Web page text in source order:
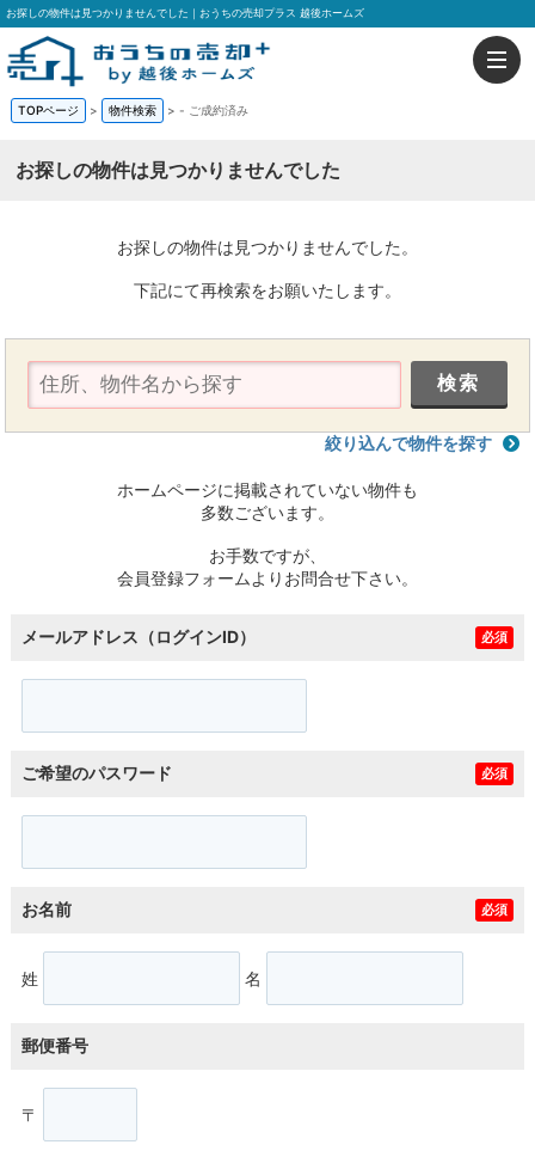
お探しの物件は見つかりませんでした｜おうちの売却プラス 越後ホームズ
TOPページ > 物件検索 > - ご成約済み
お探しの物件は見つかりませんでした
お探しの物件は見つかりませんでした。
下記にて再検索をお願いたします。
絞り込んで物件を探す
ホームページに掲載されていない物件も
多数ございます。
お手数ですが、
会員登録フォームよりお問合せ下さい。
メールアドレス（ログインID） 必須
ご希望のパスワード 必須
お名前 必須
姓 名
郵便番号
〒